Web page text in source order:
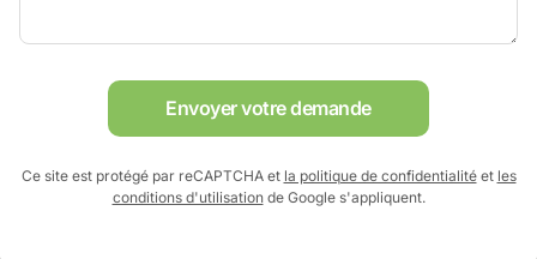
Envoyer votre demande
Ce site est protégé par reCAPTCHA et la politique de confidentialitéet les
conditions d'utilisationde Google s'appliquent.